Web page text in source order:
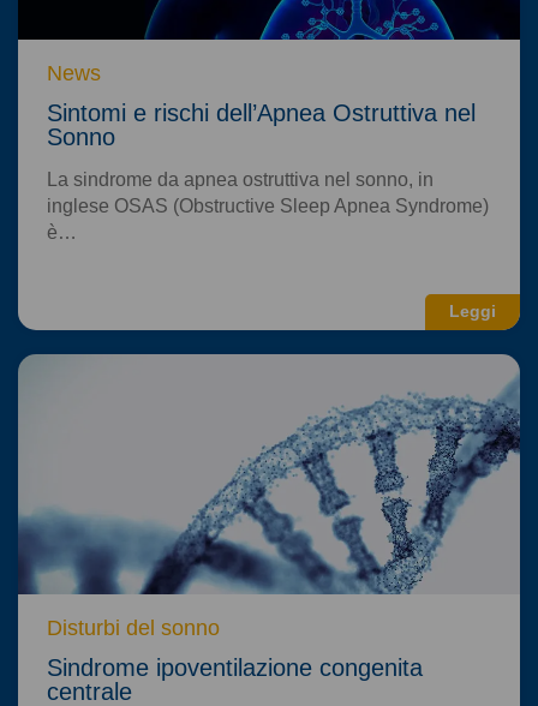
Leggi
News
Sintomi e rischi dell’Apnea Ostruttiva nel
Sonno
La sindrome da apnea ostruttiva nel sonno, in
inglese OSAS (Obstructive Sleep Apnea Syndrome)
è…
Disturbi del sonno
Sindrome ipoventilazione congenita
centrale